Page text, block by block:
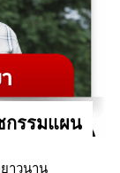
กรรมแผน
าวนาน